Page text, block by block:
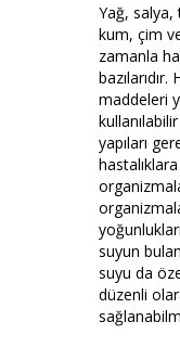
Yağ, salya,
kum, çim
zamanla
maddeleri
yapıları
suyun
suyu da
düzenli